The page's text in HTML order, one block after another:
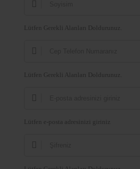
Lütfen Gerekli Alanları Doldurunuz.
Lütfen Gerekli Alanları Doldurunuz.
Lütfen e-posta adresinizi giriniz